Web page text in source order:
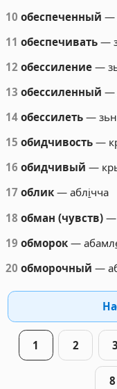
10 обеспеченный —
11 обеспечивать —
12 обессиление —
13 обессиленный —
14 обессилеть —
15 обидчивость —
16 обидчивый —
17 облик — аблічча
18 обман (чувств) —
19 обморок — абамл
20 обморочный —
1 2 3
8